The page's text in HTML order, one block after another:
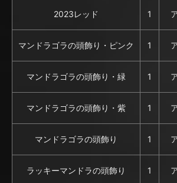
2023レッド 1
マンドラゴラの頭飾り・ピンク 1
マンドラゴラの頭飾り・緑 1
マンドラゴラの頭飾り・紫 1
マンドラゴラの頭飾り 1
ラッキーマンドラの頭飾り 1